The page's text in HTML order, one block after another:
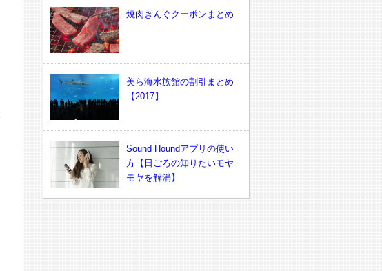
焼肉きんぐクーポンまとめ
美ら海水族館の割引まとめ
【2017】
Sound Houndアプリの使い
方【日ごろの知りたいモヤ
モヤを解消】